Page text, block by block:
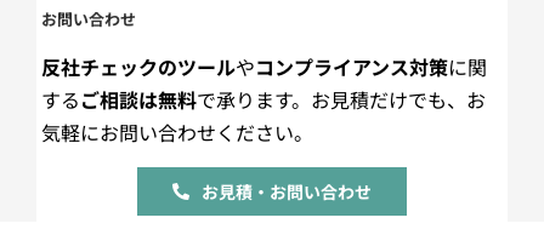
お問い合わせ
反社チェックのツールやコンプライアンス対策に関
するご相談は無料で承ります。お見積だけでも、お
気軽にお問い合わせください。
お見積・お問い合わせ